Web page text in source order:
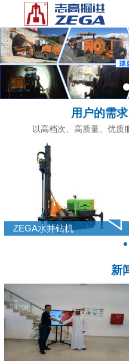
用户的需
以高档次、高质量、优
ZEGA水井钻机
新